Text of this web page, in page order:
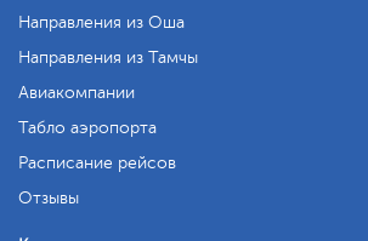
Направления из Оша
Направления из Тамчы
Авиакомпании
Табло аэропорта
Расписание рейсов
Отзывы